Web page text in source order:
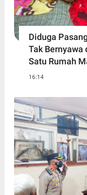
Diduga
Tak Bernyawa
Satu Rumah
16:14